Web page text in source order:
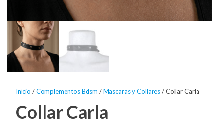
Inicio /Complementos Bdsm /Mascaras y Collares/ Collar Carla
Collar Carla